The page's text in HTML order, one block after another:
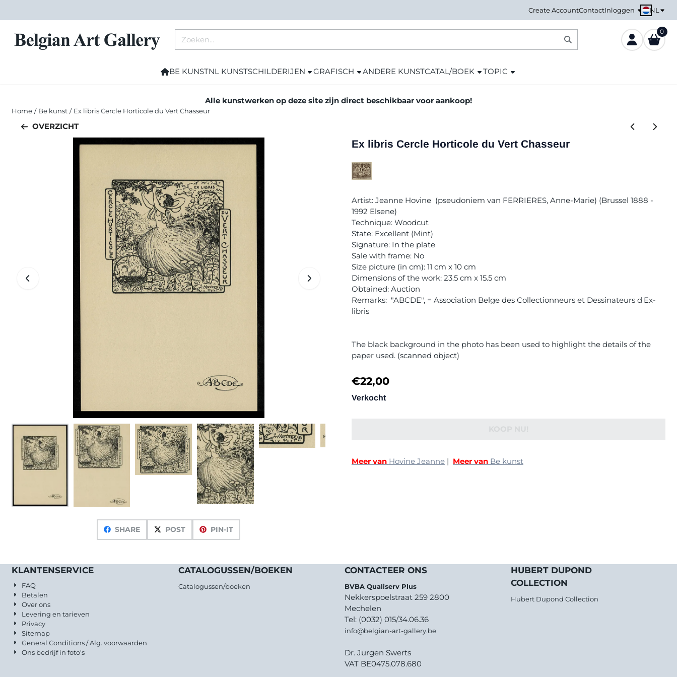
Create AccountContactInloggen NL
0
BE KUNSTNL KUNSTSCHILDERIJEN GRAFISCH ANDERE KUNSTCATAL/BOEK TOPIC
Alle kunstwerken op deze site zijn direct beschikbaar voor aankoop!
Home / Be kunst / Ex libris Cercle Horticole du Vert Chasseur
OVERZICHT
SHARE POST PIN-IT
Ex libris Cercle Horticole du Vert Chasseur
Artist: Jeanne Hovine (pseudoniem van FERRIERES, Anne-Marie) (Brussel 1888 -
1992 Elsene)
Technique: Woodcut
State: Excellent (Mint)
Signature: In the plate
Sale with frame: No
Size picture (in cm): 11 cm x 10 cm
Dimensions of the work: 23.5 cm x 15.5 cm
Obtained: Auction
Remarks: "ABCDE", = Association Belge des Collectionneurs et Dessinateurs d'Ex-
libris
The black background in the photo has been used to highlight the details of the
paper used. (scanned object)
€22,00
Verkocht
Meer van Hovine Jeanne| Meer van Be kunst
KLANTENSERVICE
FAQ
Betalen
Over ons
Levering en tarieven
Privacy
Sitemap
General Conditions / Alg. voorwaarden
Ons bedrijf in foto's
CATALOGUSSEN/BOEKEN
Catalogussen/boeken
CONTACTEER ONS
BVBA Qualiserv Plus
Nekkerspoelstraat 259 2800
Mechelen
Tel: (0032) 015/34.06.36
info@belgian-art-gallery.be
Dr. Jurgen Swerts
VAT BE0475.078.680
HUBERT DUPOND
COLLECTION
Hubert Dupond Collection